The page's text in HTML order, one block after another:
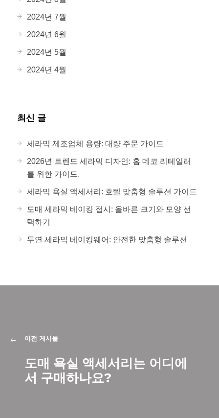
2024년 7월
2024년 6월
2024년 5월
2024년 4월
최신 글
세라믹 제조업체 용량: 대량 주문 가이드
2026년 트렌드 세라믹 디자인: 홈 데코 리테일러
를 위한 가이드.
세라믹 욕실 액세서리: 호텔 맞춤형 솔루션 가이드
도매 세라믹 베이킹 접시: 올바른 크기와 모양 선
택하기
무연 세라믹 베이킹웨어: 안전한 맞춤형 솔루션
이전 게시물
도매 욕실 액세서리는 어디에
서 구매하나요?